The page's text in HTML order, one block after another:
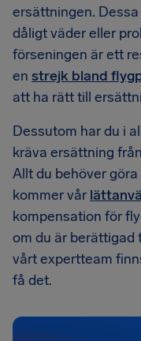
ersättningen.
dåligt väder eller
förseningen är ett
en strejk bland
att ha rätt till
Dessutom har du i
kräva ersättning
Allt du behöver
kommer vår
kompensation för
om du är berättigad
vårt expertteam
få det.